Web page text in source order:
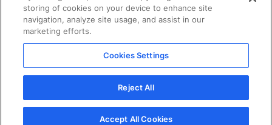
日本語
© 2026 Docker Inc.全著作権所有
利用規約(英語)
プライバシー
Cookies Settings
storing of cookies on your device to enhance site
navigation, analyze site usage, and assist in our
marketing efforts.
Cookies Settings
Reject All
Accept All Cookies